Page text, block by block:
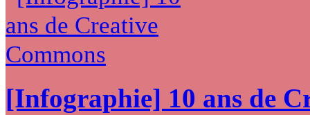
[Infographie] 10 ans de